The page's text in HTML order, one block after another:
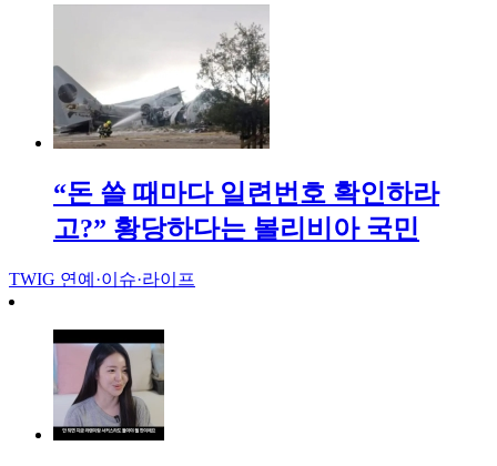
“돈 쓸 때마다 일련번호 확인하라
고?” 황당하다는 볼리비아 국민
TWIG 연예·이슈·라이프